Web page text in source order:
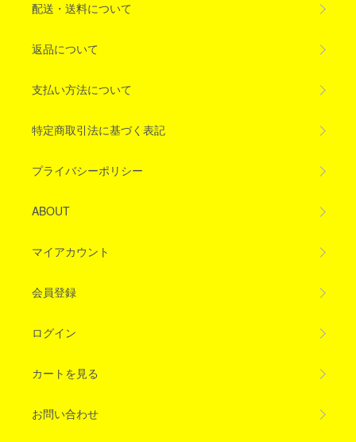
配送・送料について
返品について
支払い方法について
特定商取引法に基づく表記
プライバシーポリシー
ABOUT
マイアカウント
会員登録
ログイン
カートを見る
お問い合わせ